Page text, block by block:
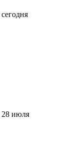
сегодня
28 июля